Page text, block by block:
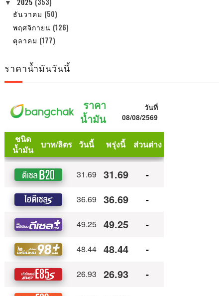
▼
ธันวาคม (50)
พฤศจิกายน (126)
ตุลาคม (177)
ราคาน้ำมันวันนี้